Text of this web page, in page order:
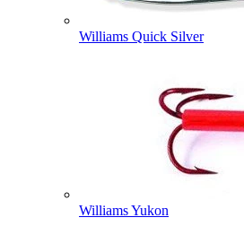
Williams Quick Silver
Williams Yukon